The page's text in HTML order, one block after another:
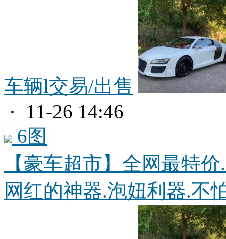
车辆l交易/出售
· 11-26 14:46
6图
【豪车超市】全网最特
网红的神器.泡妞利器.不